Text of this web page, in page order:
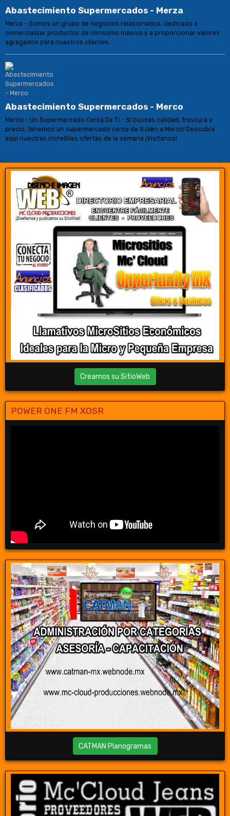
Abastecimiento Supermercados - Merza
Merza - Somos un grupo de negocios relacionados, dedicado a
comercializar productos de consumo masivo y a proporcionar valores
agregados para nuestros clientes.
Abastecimiento Supermercados - Merco
Merco - Un Supermercado Cerca De Ti - Si buscas calidad, frescura y
precio, tenemos un supermercado cerca de ti ¡Ven a Merco! Descubre
aquí nuestras increíbles ofertas de la semana ¡Visítanos!
Creamos su SitioWeb
POWER ONE FM XOSR
CATMAN Planogramas